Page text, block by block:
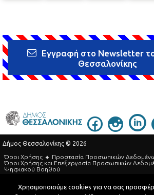
Εγγραφή στο Newsletter
Θεσσαλονίκης
Δήμος Θεσσαλονίκης © 2026
Όροι Χρήσης
Προστασία Προσωπικών
Όροι Xρήσης και Eπεξεργασία Προσωπικών
Ψηφιακού Βοηθού
Τηλεφωνικός Κατάλογος
Χρησιμοποιούμε cookies για να σας